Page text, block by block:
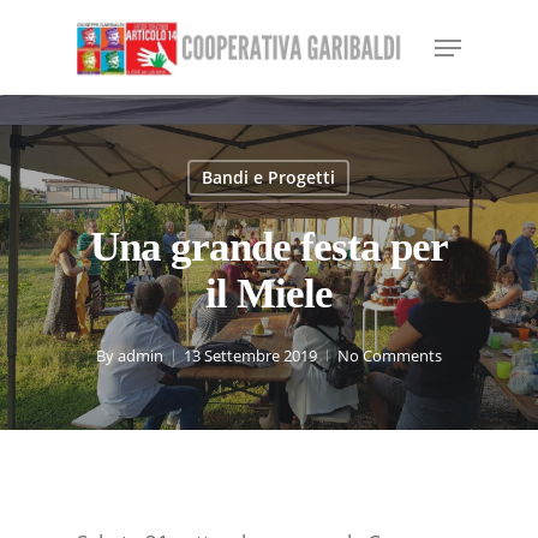
content
Menu
Bandi e Progetti
Una grande festa per
il Miele
Byadmin 13 Settembre 2019 No Comments
Menu